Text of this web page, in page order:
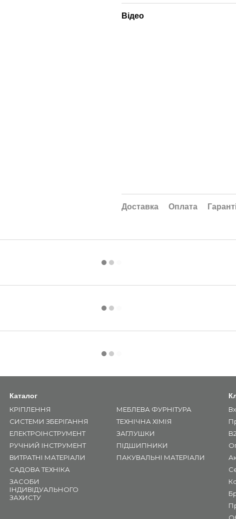
Відео
Доставка Оплата
Каталог
КРІПЛЕННЯ
СИСТЕМИ ЗБЕРІГАННЯ
ЕЛЕКТРОІНСТРУМЕНТ
РУЧНИЙ ІНСТРУМЕНТ
ВИТРАТНІ МАТЕРІАЛИ
САДОВА ТЕХНІКА
ЗАСОБИ
ІНДИВІДУАЛЬНОГО
ЗАХИСТУ
МЕБЛЕВА ФУРНІТУРА
ТЕХНІЧНА ХІМІЯ
ЗАГЛУШКИ
ПІДШИПНИКИ
ПАКУВАЛЬНІ МАТЕРІАЛИ